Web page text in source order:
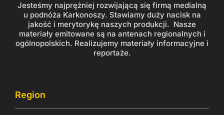
Jesteśmy najprężniej rozwijającą się firmą medialną
u podnóża Karkonoszy. Stawiamy duży nacisk na
jakość i merytorykę naszych produkcji. Nasze
materiały emitowane są na antenach regionalnych i
ogólnopolskich. Realizujemy materiały informacyjne i
reportaże.
Region